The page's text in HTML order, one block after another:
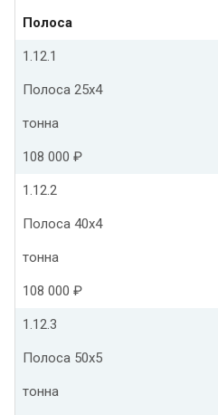
Полоса
1.12.1
Полоса 25х4
тонна
108 000 ₽
1.12.2
Полоса 40х4
тонна
108 000 ₽
1.12.3
Полоса 50х5
тонна